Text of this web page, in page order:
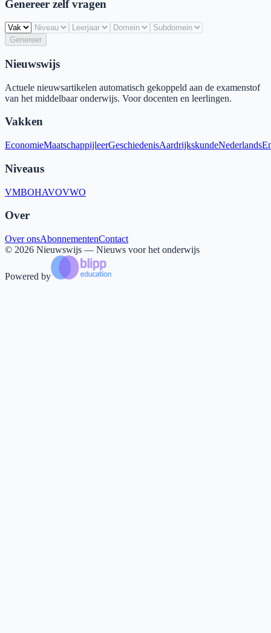
Genereer zelf vragen
Genereer
Nieuwswijs
Actuele nieuwsartikelen automatisch gekoppeld aan de examenstof
van het middelbaar onderwijs. Voor docenten en leerlingen.
Vakken
EconomieMaatschappijleerGeschiedenisAardrijkskundeNederlands
Niveaus
VMBOHAVOVWO
Over
Over onsAbonnementenContact
© 2026 Nieuwswijs — Nieuws voor het onderwijs
Powered by